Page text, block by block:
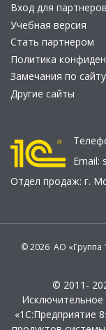
Вход для
Учебная версия
Стать партнером
Политика
Замечания по сайту
Другие сайты
Email:
Отдел продаж: г.
© 2026 АО «Группа
© 2011-
«1С:Предприятие